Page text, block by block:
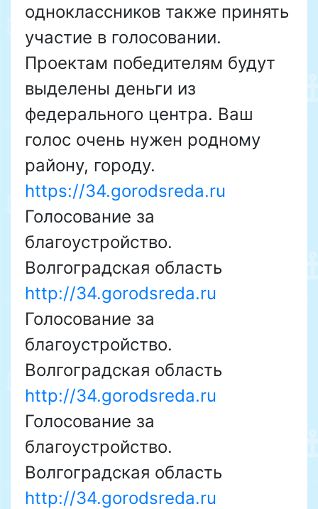
одноклассников также принять
участие в голосовании.
Проектам победителям будут
выделены деньги из
федерального центра. Ваш
голос очень нужен родному
району, городу.
https://34.gorodsreda.ru
Голосование за
благоустройство.
Волгоградская область
http://34.gorodsreda.ru
Голосование за
благоустройство.
Волгоградская область
http://34.gorodsreda.ru
Голосование за
благоустройство.
Волгоградская область
http://34.gorodsreda.ru